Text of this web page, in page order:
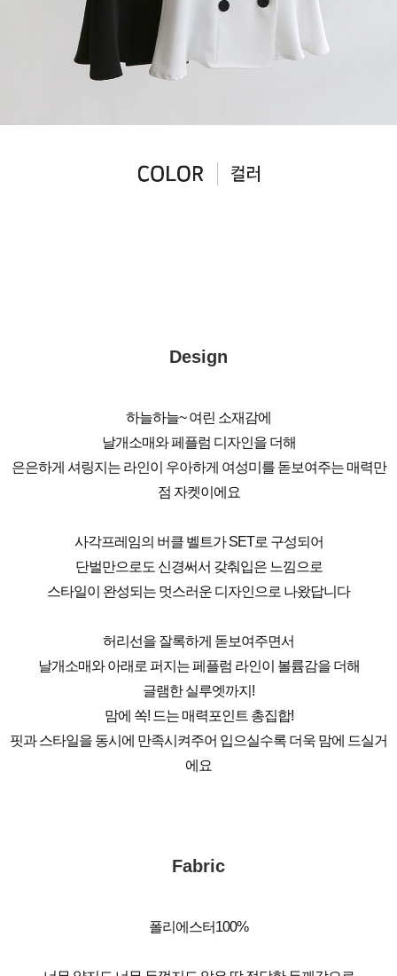
Design
하늘하늘~ 여린 소재감에
날개소매와 페플럼 디자인을 더해
은은하게 셔링지는 라인이 우아하게 여성미를 돋보여주는 매력만
점 자켓이에요
사각프레임의 버클 벨트가 SET로 구성되어
단벌만으로도 신경써서 갖춰입은 느낌으로
스타일이 완성되는 멋스러운 디자인으로 나왔답니다
허리선을 잘록하게 돋보여주면서
날개소매와 아래로 퍼지는 페플럼 라인이 볼륨감을 더해
글램한 실루엣까지!
맘에 쏙! 드는 매력포인트 총집합!
핏과 스타일을 동시에 만족시켜주어 입으실수록 더욱 맘에 드실거
에요
Fabric
폴리에스터100%